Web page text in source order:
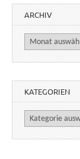
ARCHIV
Archiv
KATEGORIEN
Kategorien